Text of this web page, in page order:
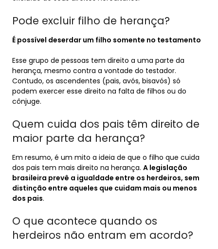
Pode excluir filho de herança?
É possível deserdar um filho somente no testamento
Esse grupo de pessoas tem direito a uma parte da
herança, mesmo contra a vontade do testador.
Contudo, os ascendentes (pais, avós, bisavós) só
podem exercer esse direito na falta de filhos ou do
cônjuge.
Quem cuida dos pais têm direito de
maior parte da herança?
Em resumo, é um mito a ideia de que o filho que cuida
dos pais tem mais direito na herança. A legislação
brasileira prevê a igualdade entre os herdeiros, sem
distinção entre aqueles que cuidam mais ou menos
dos pais.
O que acontece quando os
herdeiros não entram em acordo?